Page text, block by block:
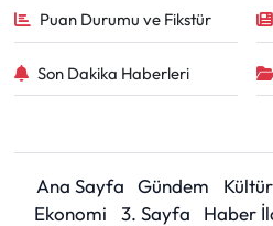
Puan Durumu ve Fikstür
Son Dakika Haberleri
Ana Sayfa Gündem
Ekonomi
3. Sayfa Haber